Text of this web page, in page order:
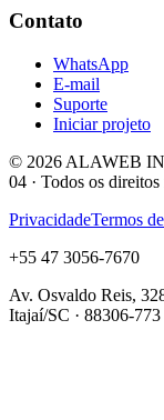
Contato
WhatsApp
E-mail
Suporte
Iniciar projeto
© 2026 ALAWEB
04 · Todos os direitos
PrivacidadeTermos
+55 47 3056-7670
Av. Osvaldo Reis,
Itajaí/SC · 88306-773